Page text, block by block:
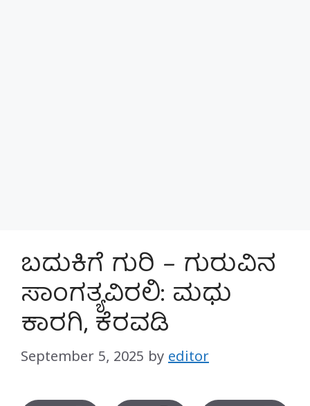
ಬದುಕಿಗೆ ಗುರಿ – ಗುರುವಿನ
ಸಾಂಗತ್ಯವಿರಲಿ: ಮಧು
ಕಾರಗಿ, ಕೆರವಡಿ
September 5, 2025 by editor